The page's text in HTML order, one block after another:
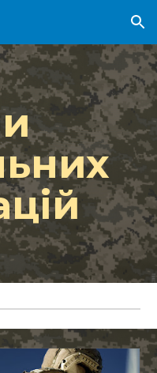
Skip to navigation